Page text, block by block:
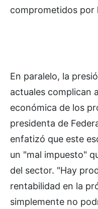
comprometidos por
En paralelo, la
actuales complican
económica de los
presidenta de
enfatizó que este
un "mal impuesto"
del sector. "Hay
rentabilidad en la
simplemente no